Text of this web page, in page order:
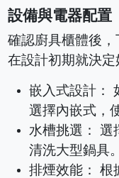
設備與電器配置
確認廚具櫃體後
在設計初期就決定
嵌入式設計：
選擇內嵌式，
水槽挑選： 選
清洗大型鍋具。
排煙效能： 根